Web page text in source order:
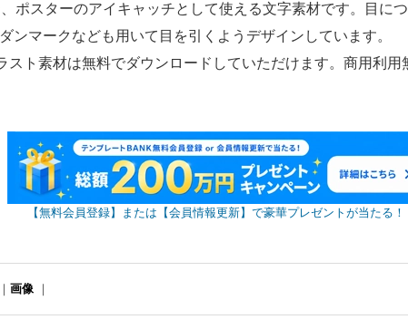
ポスターのアイキャッチとして使える文字素材です。目に
ンマークなども用いて目を引くようデザインしています。
スト素材は無料でダウンロードしていただけます。商用利用
【無料会員登録】または【会員情報更新】で豪華プレゼントが当たる！
画像